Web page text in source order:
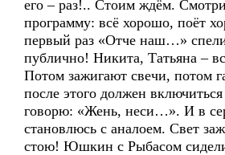
его – раз!.. Стоим ждём.
программу: всё хорошо, поёт
первый раз «Отче наш…»
публично! Никита, Татьяна –
Потом зажигают свечи, потом
после этого должен
говорю: «Жень, неси…». И в
становлюсь с аналоем. Свет
стою! Юшкин с Рыбасом